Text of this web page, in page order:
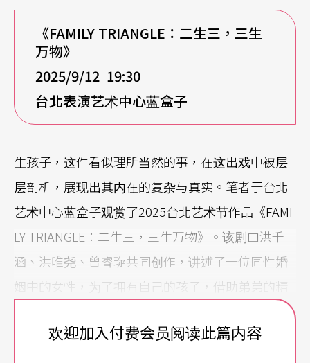
《FAMILY TRIANGLE：二生三，三生
万物》
2025/9/12 19:30
台北表演艺术中心蓝盒子
生孩子，这件看似理所当然的事，在这出戏中被层
层剖析，展现出其内在的复杂与真实。笔者于台北
艺术中心蓝盒子观赏了2025台北艺术节作品《FAMI
LY TRIANGLE：二生三，三生万物》。该剧由洪千
涵、洪唯尧、曾睿琁共同创作，讲述了一位同性婚
姻中的女性，为了拥有自己的孩子，借助弟弟的精
子孕育生命的故事。这个大胆且突破常规的决定，
不仅揭露了亲情、爱情与社会期待间的矛盾，也挑
欢迎加入付费会员阅读此篇内容